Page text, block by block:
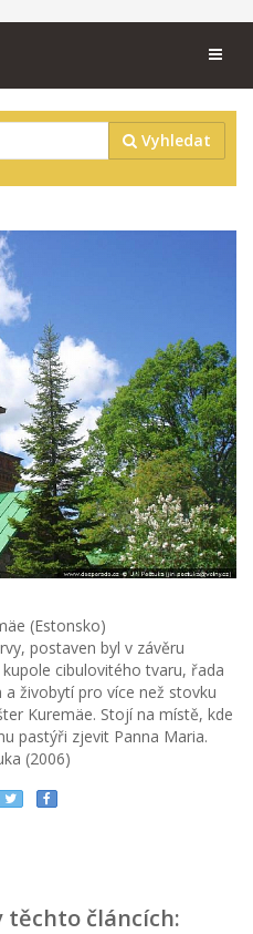
Vyhledat
(Estonsko)
postaven byl v závěru
cibulovitého tvaru, řada
živobytí pro více než stovku
Kuremäe. Stojí na místě, kde
pastýři zjevit Panna Maria.
(2006)
těchto článcích: